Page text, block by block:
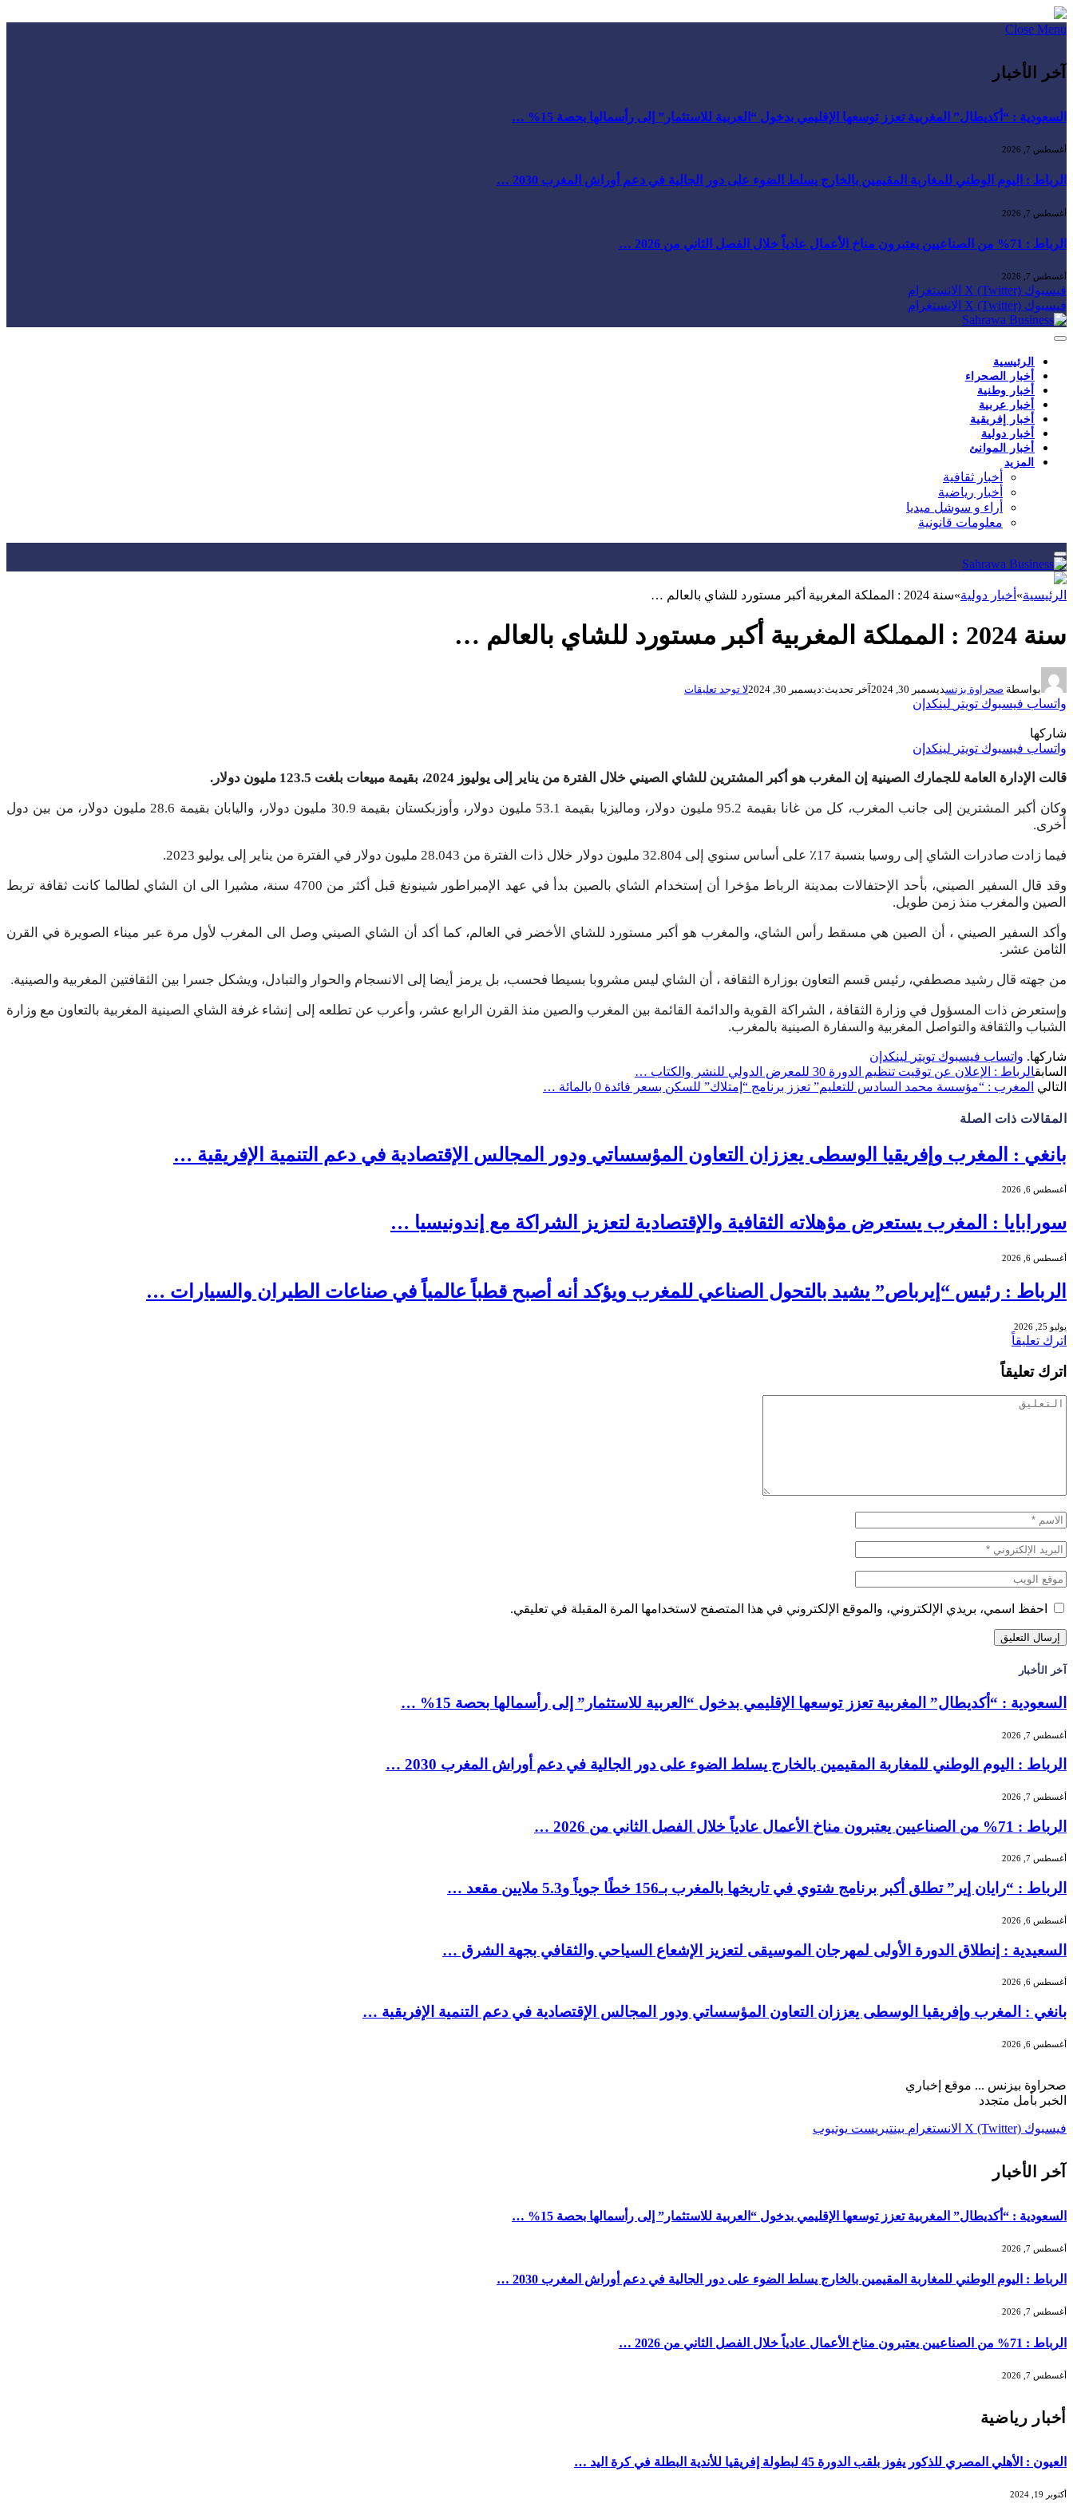
Close Menu
آخر الأخبار
السعودية : “أكديطال” المغربية تعزز توسعها الإقليمي بدخول “العربية للاستثمار” إلى رأسمالها بحصة 15% …
أغسطس 7, 2026
الرباط : اليوم الوطني للمغاربة المقيمين بالخارج يسلط الضوء على دور الجالية في دعم أوراش المغرب 2030 …
أغسطس 7, 2026
الرباط : 71% من الصناعيين يعتبرون مناخ الأعمال عادياً خلال الفصل الثاني من 2026 …
أغسطس 7, 2026
فيسبوك X (Twitter) الانستغرام
فيسبوك X (Twitter) الانستغرام
الرئيسية
أخبار الصحراء
أخبار وطنية
أخبار عربية
أخبار إفريقية
أخبار دولية
أخبار الموانئ
المزيد
أخبار ثقافية
أخبار رياضية
أراء و سوشل ميديا
معلومات قانونية
الرئيسية» أخبار دولية»سنة 2024 : المملكة المغربية أكبر مستورد للشاي بالعالم …
سنة 2024 : المملكة المغربية أكبر مستورد للشاي بالعالم …
بواسطة صحراوة بزنسديسمبر 30, 2024 آخر تحديث:ديسمبر 30, 2024 لا توجد تعليقات
واتساب فيسبوك تويتر لينكدإن
شاركها
واتساب فيسبوك تويتر لينكدإن
قالت الإدارة العامة للجمارك الصينية إن المغرب هو أكبر المشترين للشاي الصيني خلال الفترة من يناير إلى يوليوز 2024، بقيمة مبيعات بلغت 123.5 مليون دولار.
وكان أكبر المشترين إلى جانب المغرب، كل من غانا بقيمة 95.2 مليون دولار، وماليزيا بقيمة 53.1 مليون دولار، وأوزبكستان بقيمة 30.9 مليون دولار، واليابان بقيمة 28.6 مليون دولار، من بين دول
أخرى.
فيما زادت صادرات الشاي إلى روسيا بنسبة 17٪ على أساس سنوي إلى 32.804 مليون دولار خلال ذات الفترة من 28.043 مليون دولار في الفترة من يناير إلى يوليو 2023.
وقد قال السفير الصيني، بأحد الإحتفالات بمدينة الرباط مؤخرا أن إستخدام الشاي بالصين بدأ في عهد الإمبراطور شينونغ قبل أكثر من 4700 سنة، مشيرا الى ان الشاي لطالما كانت ثقافة تربط
الصين والمغرب منذ زمن طويل.
وأكد السفير الصيني ، أن الصين هي مسقط رأس الشاي، والمغرب هو أكبر مستورد للشاي الأخضر في العالم، كما أكد أن الشاي الصيني وصل الى المغرب لأول مرة عبر ميناء الصويرة في القرن
الثامن عشر.
من جهته قال رشيد مصطفي، رئيس قسم التعاون بوزارة الثقافة ، أن الشاي ليس مشروبا بسيطا فحسب، بل يرمز أيضا إلى الانسجام والحوار والتبادل، ويشكل جسرا بين الثقافتين المغربية والصينية.
وإستعرض ذات المسؤول في وزارة الثقافة ، الشراكة القوية والدائمة القائمة بين المغرب والصين منذ القرن الرابع عشر، وأعرب عن تطلعه إلى إنشاء غرفة الشاي الصينية المغربية بالتعاون مع وزارة
الشباب والثقافة والتواصل المغربية والسفارة الصينية بالمغرب.
شاركها. واتساب فيسبوك تويتر لينكدإن
السابقالرباط : الإعلان عن توقيت تنظيم الدورة 30 للمعرض الدولي للنشر والكتاب …
التالي المغرب : “مؤسسة محمد السادس للتعليم” تعزز برنامج “إمتلاك” للسكن بسعر فائدة 0 بالمائة …
المقالات ذات الصلة
بانغي : المغرب وإفريقيا الوسطى يعززان التعاون المؤسساتي ودور المجالس الإقتصادية في دعم التنمية الإفريقية …
أغسطس 6, 2026
سورابايا : المغرب يستعرض مؤهلاته الثقافية والإقتصادية لتعزيز الشراكة مع إندونيسيا …
أغسطس 6, 2026
الرباط : رئيس “إيرباص” يشيد بالتحول الصناعي للمغرب ويؤكد أنه أصبح قطباً عالمياً في صناعات الطيران والسيارات …
يوليو 25, 2026
اترك تعليقاً
اترك تعليقاً
احفظ اسمي، بريدي الإلكتروني، والموقع الإلكتروني في هذا المتصفح لاستخدامها المرة المقبلة في تعليقي.
آخر الأخبار
السعودية : “أكديطال” المغربية تعزز توسعها الإقليمي بدخول “العربية للاستثمار” إلى رأسمالها بحصة 15% …
أغسطس 7, 2026
الرباط : اليوم الوطني للمغاربة المقيمين بالخارج يسلط الضوء على دور الجالية في دعم أوراش المغرب 2030 …
أغسطس 7, 2026
الرباط : 71% من الصناعيين يعتبرون مناخ الأعمال عادياً خلال الفصل الثاني من 2026 …
أغسطس 7, 2026
الرباط : “رايان إير” تطلق أكبر برنامج شتوي في تاريخها بالمغرب بـ156 خطًا جوياً و5.3 ملايين مقعد …
أغسطس 6, 2026
السعيدية : إنطلاق الدورة الأولى لمهرجان الموسيقى لتعزيز الإشعاع السياحي والثقافي بجهة الشرق …
أغسطس 6, 2026
بانغي : المغرب وإفريقيا الوسطى يعززان التعاون المؤسساتي ودور المجالس الإقتصادية في دعم التنمية الإفريقية …
أغسطس 6, 2026
صحراوة بيزنس ... موقع إخباري
الخبر بأمل متجدد
فيسبوك X (Twitter) الانستغرام بينتيريست يوتيوب
آخر الأخبار
السعودية : “أكديطال” المغربية تعزز توسعها الإقليمي بدخول “العربية للاستثمار” إلى رأسمالها بحصة 15% …
أغسطس 7, 2026
الرباط : اليوم الوطني للمغاربة المقيمين بالخارج يسلط الضوء على دور الجالية في دعم أوراش المغرب 2030 …
أغسطس 7, 2026
الرباط : 71% من الصناعيين يعتبرون مناخ الأعمال عادياً خلال الفصل الثاني من 2026 …
أغسطس 7, 2026
أخبار رياضية
العيون : الأهلي المصري للذكور يفوز بلقب الدورة 45 لبطولة إفريقيا للأندية البطلة في كرة اليد …
أكتوبر 19, 2024